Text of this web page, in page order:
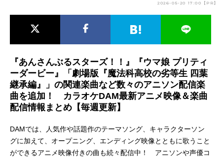
男性声優/女性声優一覧
2026-05-20 17:00【PR】
『あんさんぶるスターズ！！』『ウマ娘 プリティ
ーダービー』「劇場版『魔法科高校の劣等生 四葉
継承編』」の関連楽曲など数々のアニソン配信楽
曲を追加！ カラオケDAM最新アニメ映像＆楽曲
配信情報まとめ【毎週更新】
DAMでは、人気作や話題作のテーマソング、キャラクターソン
グに加えて、オープニング、エンディング映像とともに歌うこと
ができるアニメ映像付きの曲も続々配信中！ アニソンや声優コ